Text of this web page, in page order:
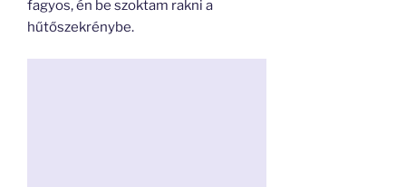
fagyos, én be szoktam rakni a
hűtőszekrénybe.